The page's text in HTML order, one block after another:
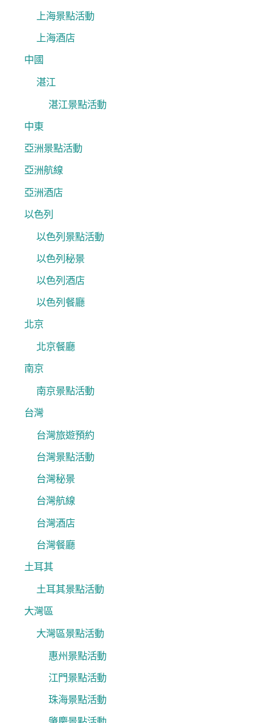
上海景點活動
上海酒店
中國
湛江
湛江景點活動
中東
亞洲景點活動
亞洲航線
亞洲酒店
以色列
以色列景點活動
以色列秘景
以色列酒店
以色列餐廳
北京
北京餐廳
南京
南京景點活動
台灣
台灣旅遊預約
台灣景點活動
台灣秘景
台灣航線
台灣酒店
台灣餐廳
土耳其
土耳其景點活動
大灣區
大灣區景點活動
惠州景點活動
江門景點活動
珠海景點活動